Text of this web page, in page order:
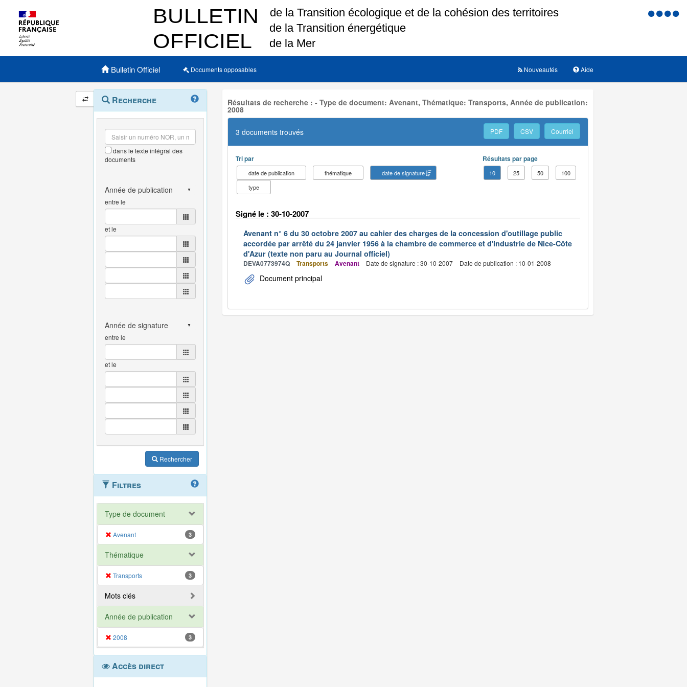
Menu
Menu principal
Bulletin Officiel Documents opposables Aide
Nouveautés
Navigation
et
outils
annexes
Menu
contextuel
Recherche
dans le texte intégral des
documents
entre le
et le
entre le
et le
Rechercher
Filtres
Type de document
Avenant 3
Thématique
Transports 3
Mots clés
Année de publication
2008 3
Accès direct
Résultats de recherche : - Type de document: Avenant, Thématique: Transports, Année de publication:
2008
3 documents trouvés PDF CSV Courriel
Tri par
date de publication thématique
date de signature
type
Résultats par page
10 25 50 100
Signé le : 30-10-2007
Avenant n° 6 du 30 octobre 2007 au cahier des charges de la concession d'outillage public
accordée par arrêté du 24 janvier 1956 à la chambre de commerce et d'industrie de Nice-Côte
d'Azur (texte non paru au Journal officiel)
DEVA0773974Q Transports Avenant Date de signature : 30-10-2007 Date de publication : 10-01-2008
Document principal